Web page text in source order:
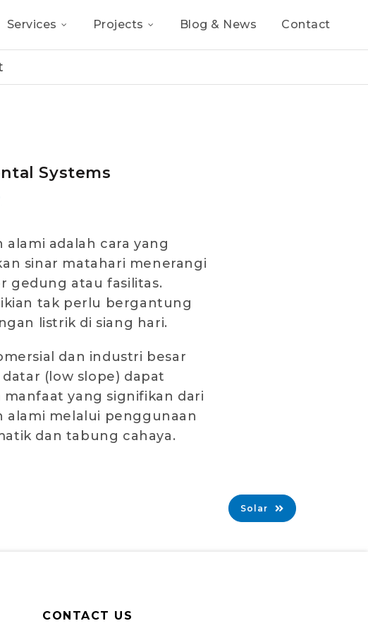
Services Projects Blog & News Contact
Systems
alami adalah cara yang
sinar matahari menerangi
gedung atau fasilitas.
tak perlu bergantung
listrik di siang hari.
dan industri besar
(low slope) dapat
yang signifikan dari
alami melalui penggunaan
dan tabung cahaya.
Solar
CONTACT US